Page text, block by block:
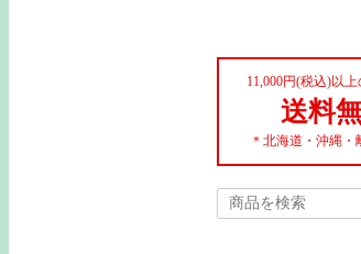
11,000円(税込)以
送料
＊北海道・沖縄・